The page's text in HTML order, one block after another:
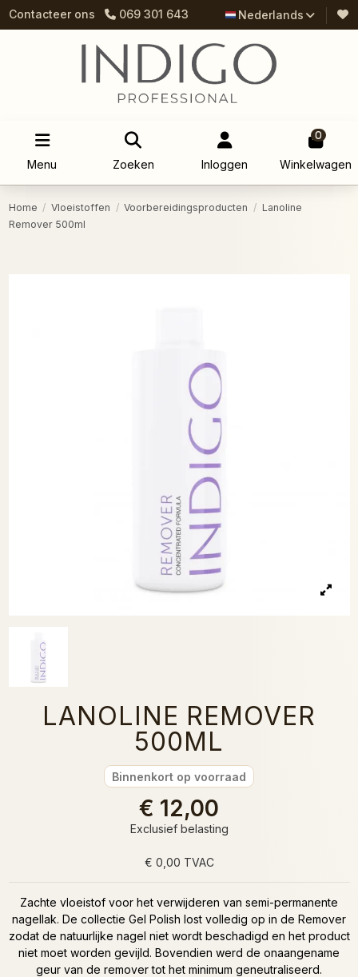
Contacteer ons 069 301 643 Nederlands
Menu Zoeken Inloggen
0
Winkelwagen
Home Vloeistoffen Voorbereidingsproducten
Lanoline
Remover 500ml
LANOLINE REMOVER
500ML
Binnenkort op voorraad
€ 12,00
Exclusief belasting
€ 0,00 TVAC
Zachte vloeistof voor het verwijderen van semi-permanente
nagellak. De collectie Gel Polish lost volledig op in de Remover
zodat de natuurlijke nagel niet wordt beschadigd en het product
niet moet worden gevijld. Bovendien werd de onaangename
geur van de remover tot het minimum geneutraliseerd.